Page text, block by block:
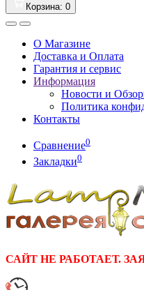
Корзина: 0
О Магазине
Доставка и Оплата
Гарантия и сервис
Информация
Новости и
Политика
Контакты
Сравнение0
Закладки0
САЙТ НЕ РАБОТАЕТ.